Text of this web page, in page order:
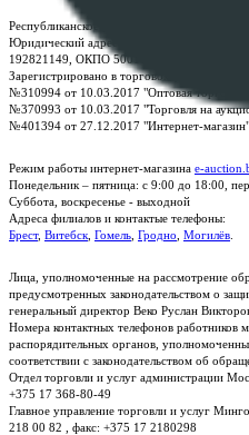
Республиканское унитарное предприятие
Юридический адрес: г. Минск, пр-т.
192821149, ОКПО 500111895000
Зарегистрировано в торговом реестре
№310994 от 10.03.2017 "Оптовая торговля
№370993 от 10.03.2017 "Торговля на
№401394 от 27.12.2017 "Интернет-магазин".
Режим работы интернет-магазина e-
Понедельник – пятница: с 9:00 до 18:00,
Суббота, воскресенье - выходной
Адреса филиалов и контактые телефоны:
Брест, Витебск Гомель Гродно Могилёв
Лица, уполномоченные на рассмотрение
предусмотренных законодательством о
генеральный директор Веко Руслан
Номера контактных телефонов работников
распорядительных органов,
соответствии с законодательством об
Отдел торговли и услуг администрации
+375 17 368-80-49
Главное управление торговли и услуг
218 00 82 , факс: +375 17 2180298